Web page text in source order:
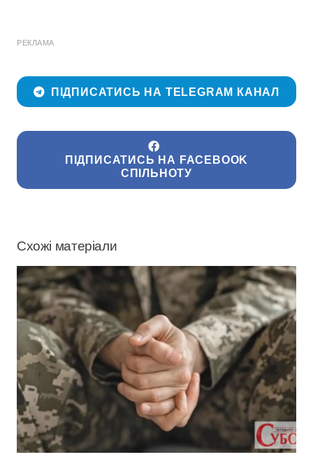
РЕКЛАМА
ПІДПИСАТИСЬ НА TELEGRAM КАНАЛ
ПІДПИСАТИСЬ НА FACEBOOK
СПІЛЬНОТУ
Схожі матеріали